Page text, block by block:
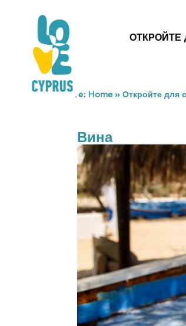
ОТКРОЙТЕ
You are here: Home» Откройте для
Вина